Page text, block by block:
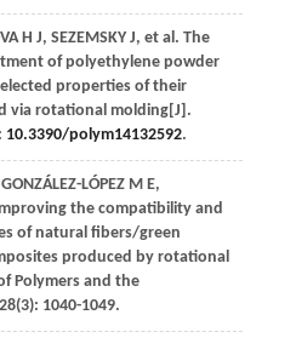
H J, SEZEMSKY J, et al. The
of polyethylene powder
properties of their
via rotational molding[J].
10.3390/polym14132592.
GONZÁLEZ-LÓPEZ M E,
the compatibility and
of natural fibers/green
produced by rotational
Polymers and the
28(3): 1040-1049.